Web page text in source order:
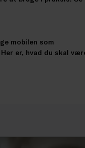
mobilen som
er, hvad du skal